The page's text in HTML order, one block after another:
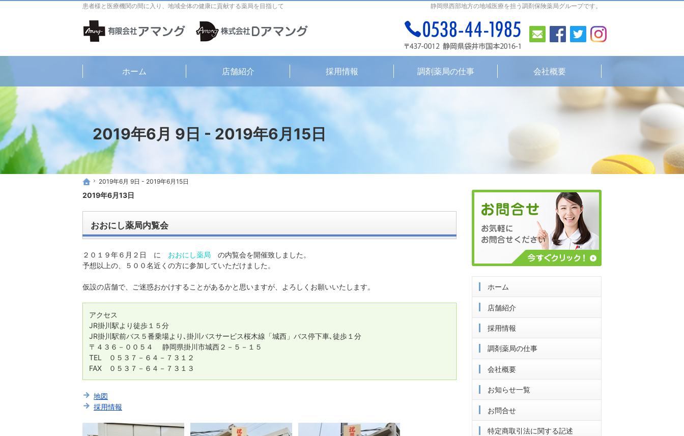
2019年6月 9日 - 2019年6月15日
静岡県西部地方の地域医療を担う調剤保険薬局グループです。
患者様と医療機関の間に入り、地域全体の健康に貢献する薬局を目指して
ホーム
2019年6月 9日 - 2019年6月15日
2019年6月13日
おおにし薬局内覧会
２０１９年６月２日 に おおにし薬局 の内覧会を開催致しました。
予想以上の、５００名近くの方に参加していただけました。
仮設の店舗で、ご迷惑おかけすることがあるかと思いますが、よろしくお願いいたします。
アクセス
JR掛川駅より徒歩１５分
JR掛川駅前バス５番乗場より､掛川バスサービス桜木線「城西」バス停下車､徒歩１分
〒４３６－００５４ 静岡県掛川市城西２－５－１５
TEL ０５３７－６４－７３１２
FAX ０５３７－６４－７３１３
地図
採用情報
ホーム
店舗紹介
採用情報
調剤薬局の仕事
会社概要
お知らせ一覧
お問合せ
特定商取引法に関する記述
ホーム
2019年6月 9日 - 2019年6月15日
ホーム 店舗紹介 採用情報 調剤薬局の仕事 会社概要